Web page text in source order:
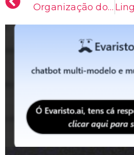
Organização do Texto Jurídico e Tradução